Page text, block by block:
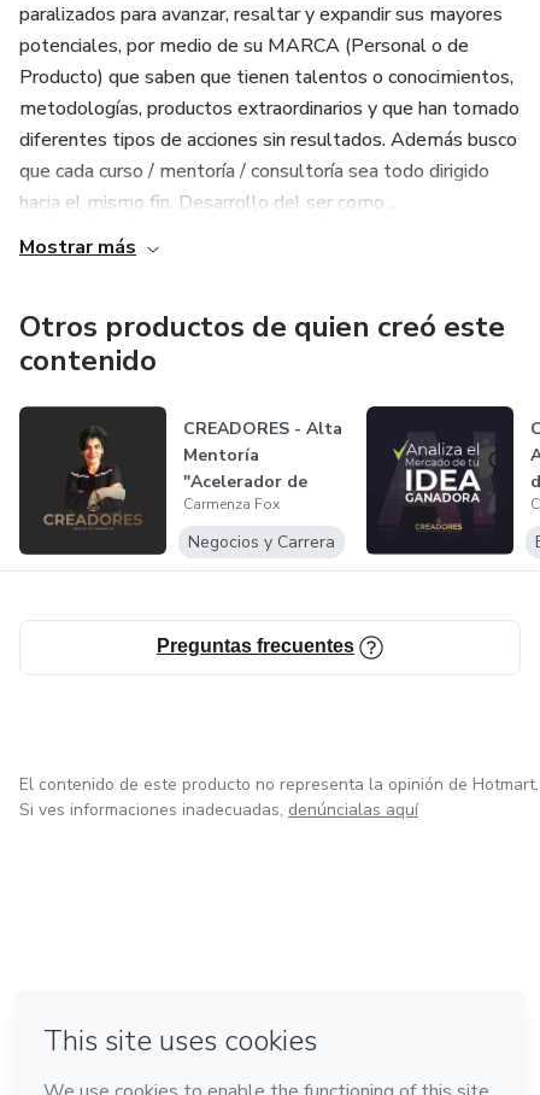
paralizados para avanzar, resaltar y expandir sus mayores
potenciales, por medio de su MARCA (Personal o de
Producto) que saben que tienen talentos o conocimientos,
metodologías, productos extraordinarios y que han tomado
diferentes tipos de acciones sin resultados. Además busco
que cada curso / mentoría / consultoría sea todo dirigido
hacia el mismo fin. Desarrollo del ser como ...
Mostrar más
Otros productos de quien creó este
contenido
CREADORES - Alta
Mentoría
"Acelerador de
Resultados"
Carmenza Fox
Negocios y Carrera
Preguntas frecuentes
El contenido de este producto no representa la opinión de Hotmart.
Si ves informaciones inadecuadas, denúncialas aquí
Hecho con❤ en Ciudad de México